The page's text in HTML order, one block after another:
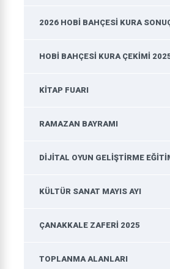
2026 HOBI BAHÇESI KURA
HOBI BAHÇESI KURA ÇEKIMI
KITAP FUARI
RAMAZAN BAYRAMI
DIJITAL OYUN GELIŞTIRME
KÜLTÜR SANAT MAYIS AYI
ÇANAKKALE ZAFERI 2025
TOPLANMA ALANLARI